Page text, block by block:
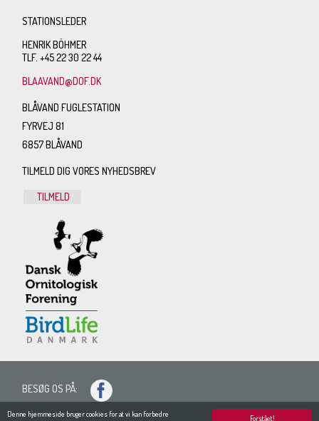
Forstået!
Denne hjemmeside bruger cookies for at vi kan forbedre
STATIONSLEDER
HENRIK BÖHMER
TLF. +45 22 30 22 44
BLAAVAND@DOF.DK
BLÅVAND FUGLESTATION
FYRVEJ 81
6857 BLÅVAND
TILMELD DIG VORES NYHEDSBREV
TILMELD
BESØG OS PÅ:
SITEMAP